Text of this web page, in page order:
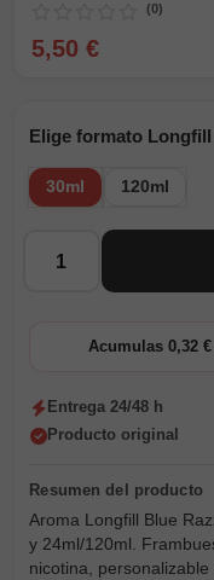
(0)
5,50 €
Elige formato
30ml 120ml
Acumulas 0,32
Entrega 24/48 h
Producto original
Aroma Longfill Blue
y 24ml/120ml.
nicotina,